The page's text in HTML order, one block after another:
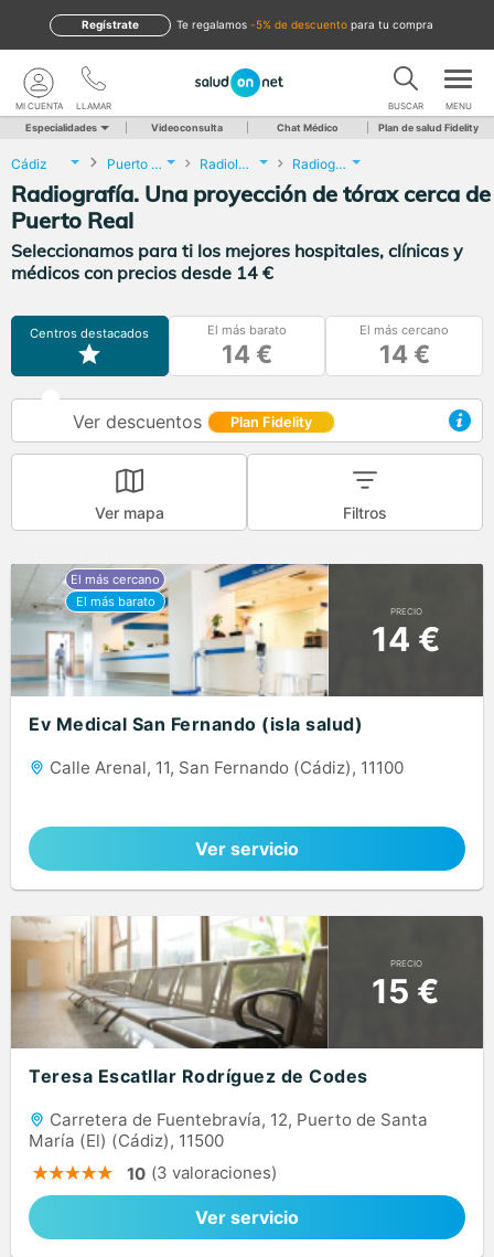
te regalamos -5% de descuento para tu compra
Regístrate
LLAMAR
MI CUENTA BUSCAR MENU
Especialidades Videoconsulta Chat Médico Plan de salud Fidelity
Cádiz Puerto Real Radiología Radiografía. Una proyección de tórax
Radiografía. Una proyección de tórax cerca de
Puerto Real
Seleccionamos para ti los mejores hospitales, clínicas y
médicos con precios desde 14 €
Centros destacados El más barato
14 €
El más cercano
14 €
Ver descuentos Plan Fidelity
Ver mapa Filtros
PRECIO
14 €
Ev Medical San Fernando (isla salud)
Calle Arenal, 11, San Fernando (Cádiz), 11100
Ver servicio
PRECIO
15 €
Teresa Escatllar Rodríguez de Codes
Carretera de Fuentebravía, 12, Puerto de Santa
María (El) (Cádiz), 11500
10 (3 valoraciones)
Ver servicio